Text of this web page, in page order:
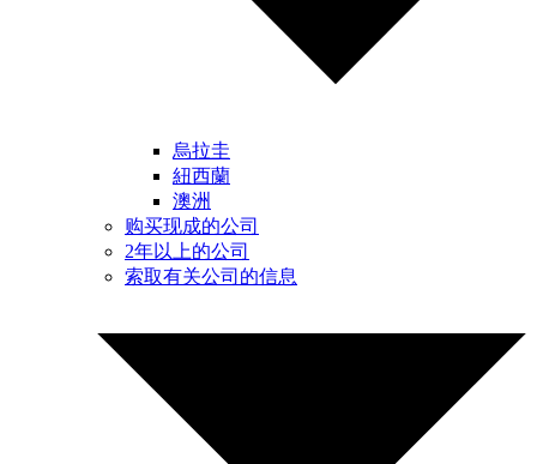
烏拉圭
紐西蘭
澳洲
购买现成的公司
2年以上的公司
索取有关公司的信息